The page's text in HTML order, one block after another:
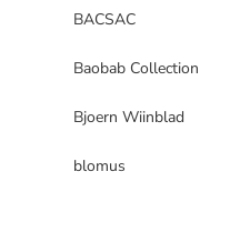
BACSAC
Baobab Collection
Bjoern Wiinblad
blomus